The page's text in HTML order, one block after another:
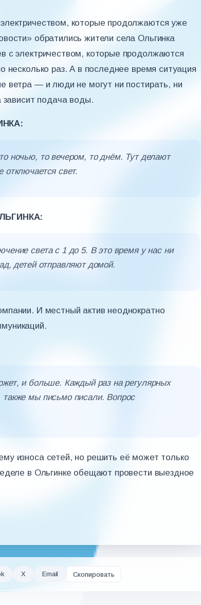
которые продолжаются уже
обратились жители села Ольгинка
с электричеством, которые продолжаются
раз. А в последнее время ситуация
ветра — и люди не могут ни постирать, ни
зависит подача воды.
ночью, то вечером, то днём. Тут делают
отключается свет.
света с 1 до 5. В это время у нас ни
детей отправляют домой.
И местный актив неоднократно
и больше. Каждый раз на регулярных
также мы письмо писали. Вопрос
износа сетей, но решить её может только
в Ольгинке обещают провести выездное
X Email Скопировать